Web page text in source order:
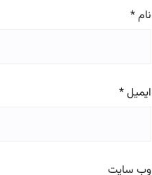
نام*
ایمیل*
وب‌ سایت